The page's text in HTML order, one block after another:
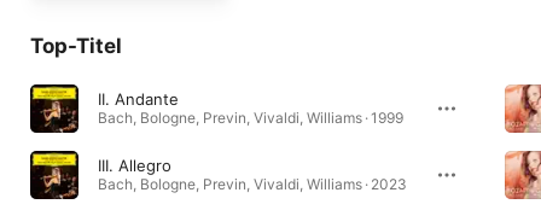
Top-Titel
II. Andante
Bach, Bologne, Previn, Vivaldi, Williams · 1999
III. Allegro
Bach, Bologne, Previn, Vivaldi, Williams · 2023